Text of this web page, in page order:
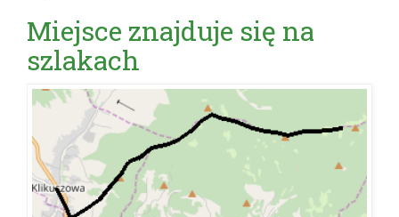
Miejsce znajduje się na
szlakach